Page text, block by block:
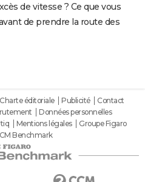
de vitesse ? Ce que vous
de prendre la route des
Charte éditoriale Publicité
Contact
Données personnelles
Mentions légales
Groupe Figaro
Benchmark